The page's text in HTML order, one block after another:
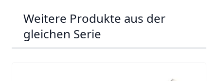
Weitere Produkte aus der
gleichen Serie